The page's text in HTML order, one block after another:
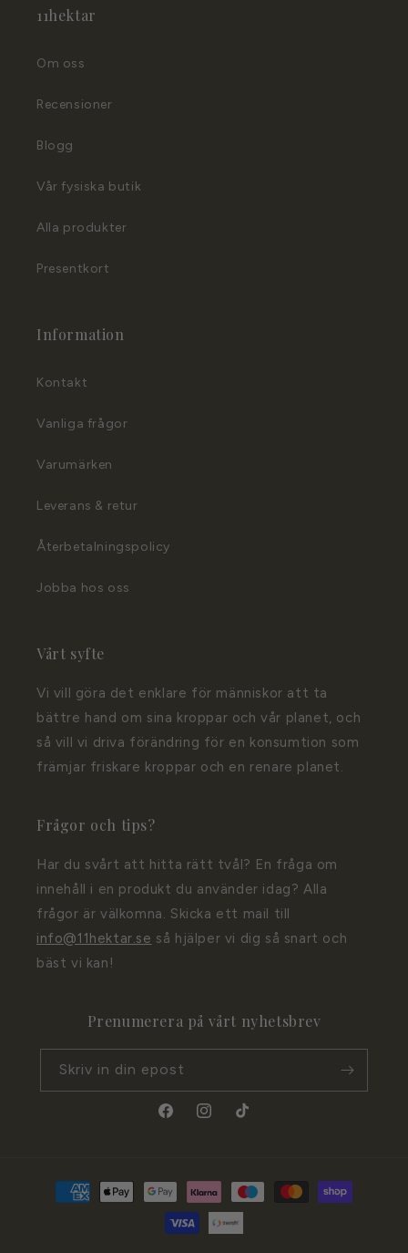
11hektar
Om oss
Recensioner
Blogg
Vår fysiska butik
Alla produkter
Presentkort
Information
Kontakt
Vanliga frågor
Varumärken
Leverans & retur
Återbetalningspolicy
Jobba hos oss
Vårt syfte
Vi vill göra det enklare för människor att ta
bättre hand om sina kroppar och vår planet, och
så vill vi driva förändring för en konsumtion som
främjar friskare kroppar och en renare planet.
Frågor och tips?
Har du svårt att hitta rätt tvål? En fråga om
innehåll i en produkt du använder idag? Alla
frågor är välkomna. Skicka ett mail till
info@11hektar.se så hjälper vi dig så snart och
bäst vi kan!
Prenumerera på vårt nyhetsbrev
Skriv in din epost
FacebookInstagramTikTok
Betalningsmetoder